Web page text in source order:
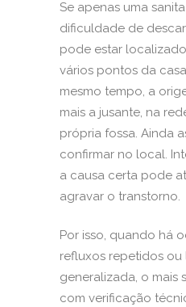
Se apenas uma
dificuldade de
pode estar
vários pontos da
mesmo tempo, a
mais a jusante, na
própria fossa. Ainda
confirmar no local.
a causa certa pode
agravar o transtorno.
Por isso, quando há
refluxos repetidos ou
generalizada, o mais
com verificação